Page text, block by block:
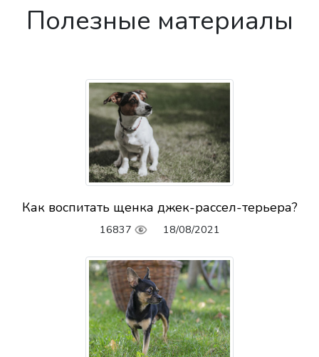
Полезные материалы
Как воспитать щенка джек-рассел-терьера?
16837 18/08/2021